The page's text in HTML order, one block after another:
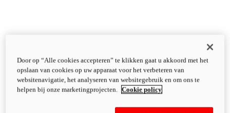
Door op “Alle cookies accepteren” te klikken gaat u akkoord met het
opslaan van cookies op uw apparaat voor het verbeteren van
websitenavigatie, het analyseren van websitegebruik en om ons te
helpen bij onze marketingprojecten.
Cookie policy